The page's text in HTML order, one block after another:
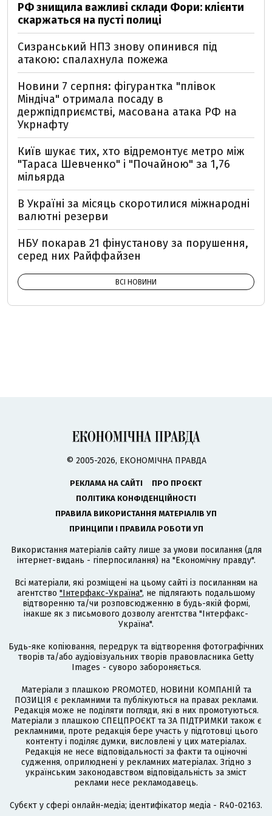
РФ знищила важливі склади Фори: клієнти
скаржаться на пусті полиці
Сизранський НПЗ знову опинився під
атакою: спалахнула пожежа
Новини 7 серпня: фігурантка "плівок
Міндіча" отримала посаду в
держпідприємстві, масована атака РФ на
Укрнафту
Київ шукає тих, хто відремонтує метро між
"Тараса Шевченко" і "Почайною" за 1,76
мільярда
В Україні за місяць скоротилися міжнародні
валютні резерви
НБУ покарав 21 фінустанову за порушення,
серед них Райффайзен
ВСІ НОВИНИ
© 2005-2026, ЕКОНОМІЧНА ПРАВДА
РЕКЛАМА НА САЙТІ
ПРО ПРОЄКТ
ПОЛІТИКА КОНФІДЕНЦІЙНОСТІ
ПРАВИЛА ВИКОРИСТАННЯ МАТЕРІАЛІВ УП
ПРИНЦИПИ І ПРАВИЛА РОБОТИ УП
Використання матеріалів сайту лише за умови посилання (для
інтернет-видань - гіперпосилання) на "Економічну правду".
Всі матеріали, які розміщені на цьому сайті із посиланням на
агентство "Інтерфакс-Україна", не підлягають подальшому
відтворенню та/чи розповсюдженню в будь-якій формі,
інакше як з письмового дозволу агентства "Інтерфакс-
Україна".
Будь-яке копіювання, передрук та відтворення фотографічних
творів та/або аудіовізуальних творів правовласника Getty
Images - суворо забороняється.
Матеріали з плашкою PROMOTED, НОВИНИ КОМПАНІЙ та
ПОЗИЦІЯ є рекламними та публікуються на правах реклами.
Редакція може не поділяти погляди, які в них промотуються.
Матеріали з плашкою СПЕЦПРОЄКТ та ЗА ПІДТРИМКИ також є
рекламними, проте редакція бере участь у підготовці цього
контенту і поділяє думки, висловлені у цих матеріалах.
Редакція не несе відповідальності за факти та оціночні
судження, оприлюднені у рекламних матеріалах. Згідно з
українським законодавством відповідальність за зміст
реклами несе рекламодавець.
Cубєкт у сфері онлайн-медіа; ідентифікатор медіа - R40-02163.